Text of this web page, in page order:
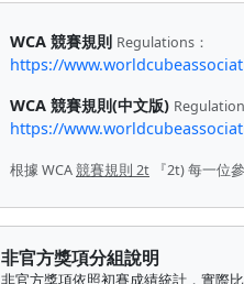
WCA 競賽規則 Regulations：
https://
WCA 競賽規則(中文版)
https://
根據 WCA競賽規則 2t 『2t) 每一位
非官方獎項分組說明
非官方獎項依照初賽成績統計，實際